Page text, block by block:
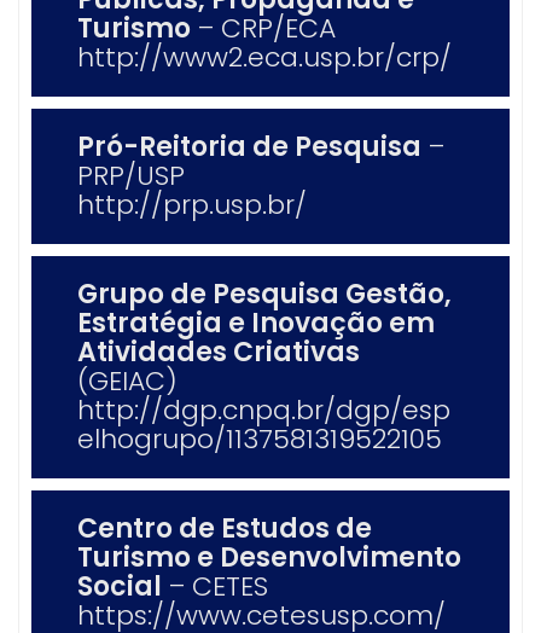
Turismo – CRP/ECA
http://www2.eca.usp.br/crp/
Pró-Reitoria de Pesquisa –
PRP/USP
http://prp.usp.br/
Grupo de Pesquisa Gestão,
Estratégia e Inovação em
Atividades Criativas
(GEIAC)
http://dgp.cnpq.br/dgp/esp
elhogrupo/1137581319522105
Centro de Estudos de
Turismo e Desenvolvimento
Social – CETES
https://www.cetesusp.com/